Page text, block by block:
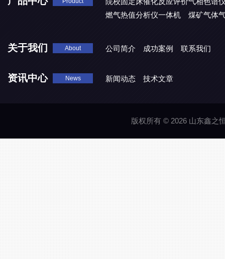
燃气热值分析仪一体机
煤矿气体
关于我们 About 公司简介 成功案例 联系我们
资讯中心 News 新闻动态 技术文章
版权所有 © 2026 山东鑫之